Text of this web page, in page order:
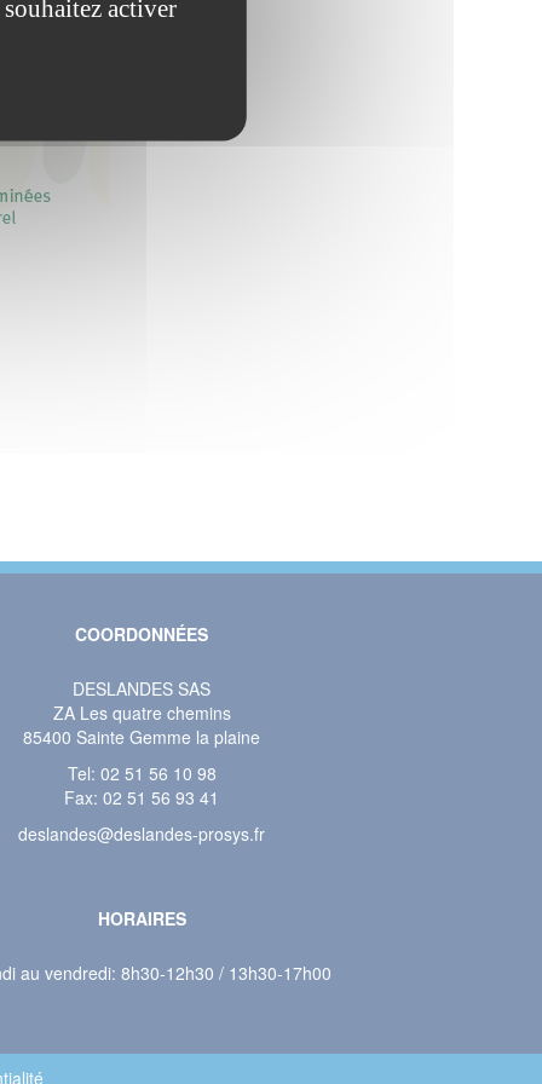
COORDONNÉES
DESLANDES SAS
ZA Les quatre chemins
85400 Sainte Gemme la plaine
Tel: 02 51 56 10 98
Fax: 02 51 56 93 41
deslandes@deslandes-prosys.fr
HORAIRES
au vendredi: 8h30-12h30 / 13h30-17h00
activer